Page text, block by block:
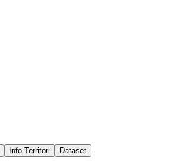
Info Territori Dataset